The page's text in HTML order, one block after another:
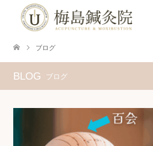
ブログ
BLOG ブログ